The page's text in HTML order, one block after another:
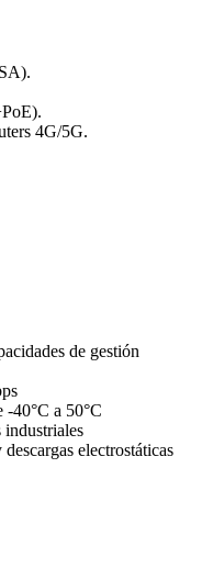
4G/5G.
de gestión
-40°C a 50°C
electrostáticas